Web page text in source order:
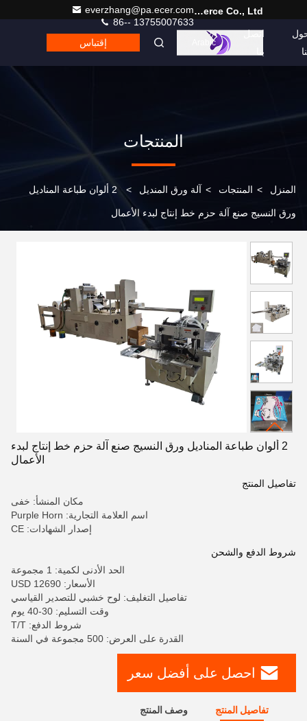
Hefei Purple Horn E-Commerce Co., Ltd.
everzhang@pa.ecer.com
86-- 13755007633
اتصل
بنا
Arabic إقتباس
المنتجات
المنزل > المنتجات > آلة ورق المنديل > 2 ألوان طباعة المناديل
ورق النسيج صنع آلة حزم خط إنتاج لبدء الأعمال
2 ألوان طباعة المناديل ورق النسيج صنع آلة حزم خط إنتاج لبدء
الأعمال
تفاصيل المنتج
مكان المنشأ: خفى
اسم العلامة التجارية: Purple Horn
إصدار الشهادات: CE
شروط الدفع والشحن
الحد الأدنى لكمية: 1 مجموعة
الأسعار: 12690 USD
تفاصيل التغليف: لوح خشبي للتصدير القياسي
وقت التسليم: 30-40 يوم
شروط الدفع: T/T
القدرة على العرض: 500 مجموعة في السنة
احصل على أفضل سعر
تفاصيل المنتج وصف المنتج